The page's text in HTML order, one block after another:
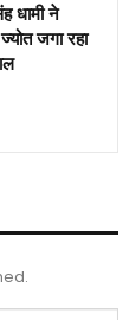
धामी ने
जगा रहा